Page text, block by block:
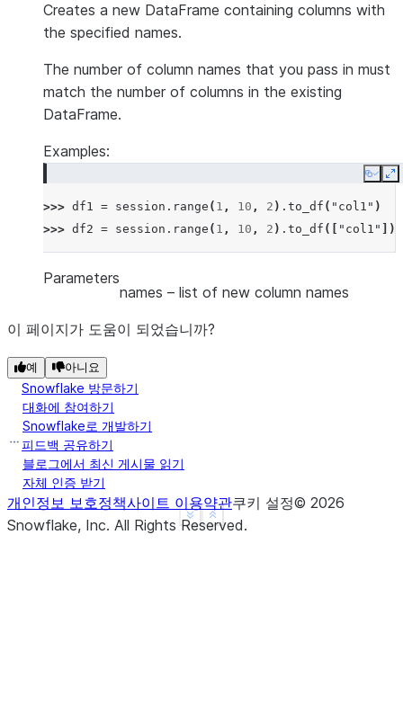
Creates a new DataFrame containing columns with
the specified names.
The number of column names that you pass in must
match the number of columns in the existing
DataFrame.
Examples:
Copy
>>> df1 = session . range ( 1 , 10 , 2 ) . to_df ( "col1" )
>>> df2 = session . range ( 1 , 10 , 2 ) . to_df ([ "col1" ])
Show less
See more
Parameters
names – list of new column names
이 페이지가 도움이 되었습니까?
예 아니요
Snowflake 방문하기
대화에 참여하기
Snowflake로 개발하기
피드백 공유하기
블로그에서 최신 게시물 읽기
자체 인증 받기
개인정보 보호정책사이트 이용약관쿠키 설정© 2026
Snowflake, Inc. All Rights Reserved.